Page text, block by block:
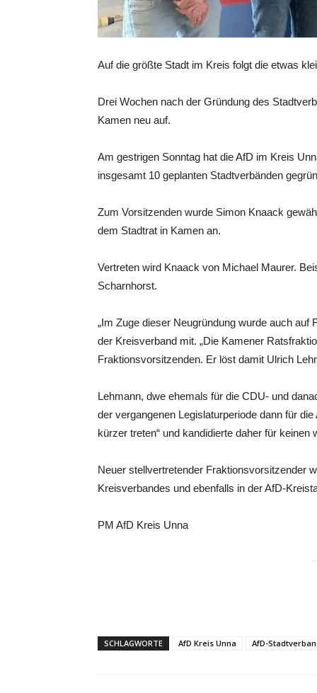
Auf die größte Stadt im Kreis folgt die etwas
Drei Wochen nach der Gründung des
Kamen neu auf.
Am gestrigen Sonntag hat die AfD im Kreis
insgesamt 10 geplanten Stadtverbänden
Zum Vorsitzenden wurde Simon Knaack
dem Stadtrat in Kamen an.
Vertreten wird Knaack von Michael Maurer.
Scharnhorst.
„Im Zuge dieser Neugründung wurde auch auf
der Kreisverband mit. „Die Kamener
Fraktionsvorsitzenden. Er löst damit Ulrich
Lehmann, dwe ehemals für die CDU- und
der vergangenen Legislaturperiode dann für
kürzer treten“ und kandidierte daher für
Neuer stellvertretender Fraktionsvorsitzender
Kreisverbandes und ebenfalls in der AfD-
PM AfD Kreis Unna
-
SCHLAGWORTE AfD Kreis Unna AfD-